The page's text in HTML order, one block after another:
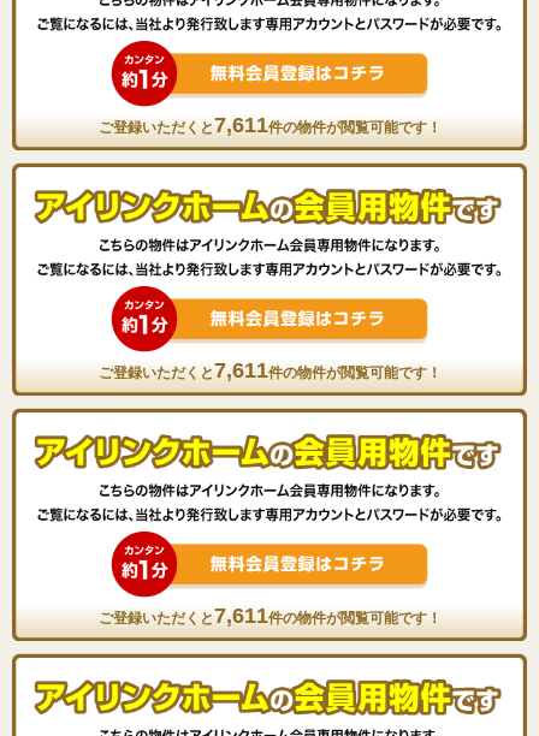
ご登録いただくと7,611件の物件が閲覧可能です！
ご登録いただくと7,611件の物件が閲覧可能です！
ご登録いただくと7,611件の物件が閲覧可能です！